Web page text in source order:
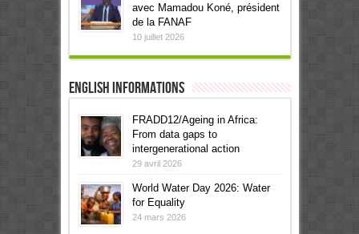
avec Mamadou Koné, président
de la FANAF
10 juillet 2026
English informations
FRADD12/Ageing in Africa:
From data gaps to
intergenerational action
29 avril 2026
World Water Day 2026: Water
for Equality
24 mars 2026